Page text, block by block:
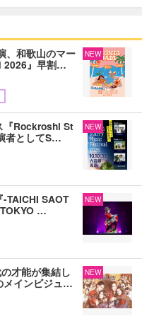
、和歌山のマー
2026』早割…
NEW
『Rockroshi St
者としてS…
NEW
TAICHI SAOT
…
NEW
才能が集結し
メインビジュ…
NEW